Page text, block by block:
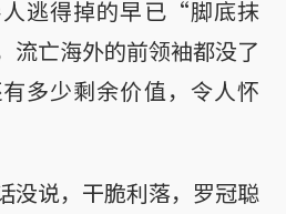
逃得掉的早已“脚底抹
亡海外的前领袖都没了
多少剩余价值，令人怀
没说，干脆利落，罗冠聪